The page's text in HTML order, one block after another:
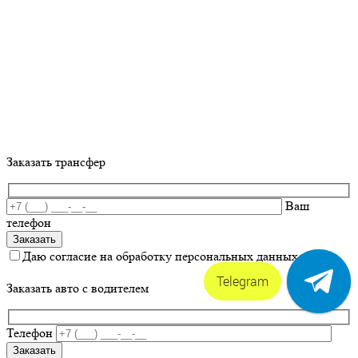
Заказать трансфер
Ваш
телефон
Даю согласие на обработку персональных данных.
Заказать авто с водителем
Телефон
Telegram